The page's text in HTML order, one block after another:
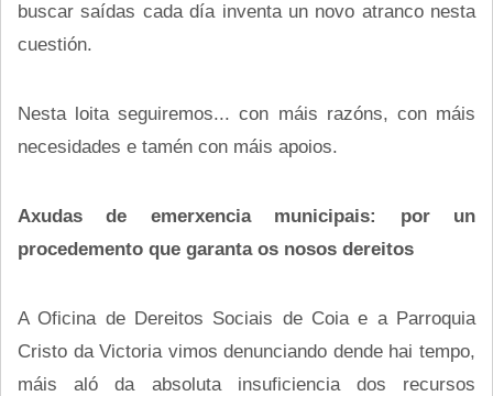
buscar saídas cada día inventa un novo atranco nesta
cuestión.
Nesta loita seguiremos... con máis razóns, con máis
necesidades e tamén con máis apoios.
Axudas de emerxencia municipais: por un
procedemento que garanta os nosos dereitos
A Oficina de Dereitos Sociais de Coia e a Parroquia
Cristo da Victoria vimos denunciando dende hai tempo,
máis aló da absoluta insuficiencia dos recursos